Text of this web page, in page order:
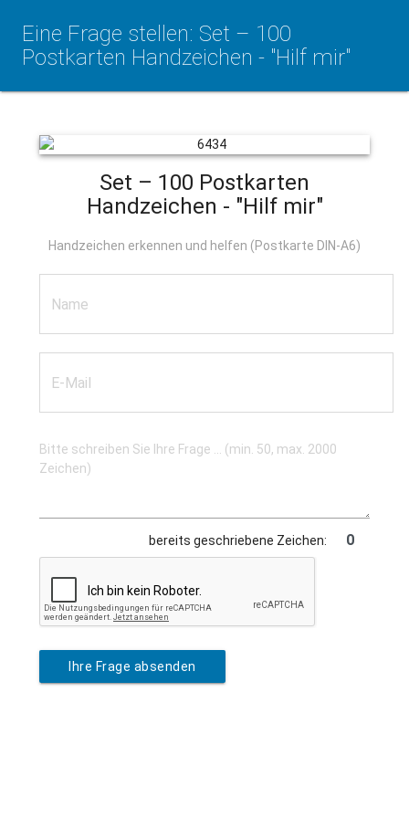
Eine Frage stellen: Set – 100
Postkarten Handzeichen - "Hilf mir"
Set – 100 Postkarten
Handzeichen - "Hilf mir"
Handzeichen erkennen und helfen (Postkarte DIN-A6)
bereits geschriebene Zeichen:
Ihre Frage absenden